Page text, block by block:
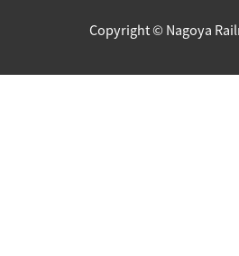
Copyright © Nagoya